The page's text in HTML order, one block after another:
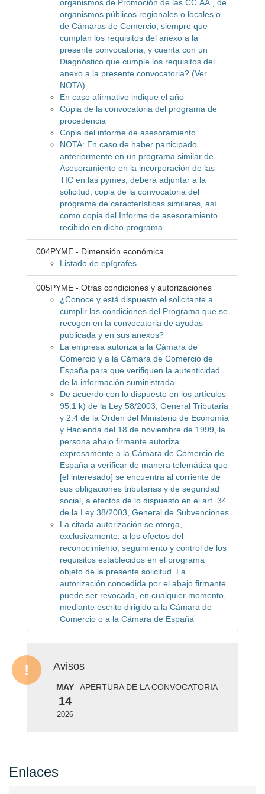
organismos de Promoción de las CC.AA., de
organismos públicos regionales o locales o
de Cámaras de Comercio, siempre que
cumplan los requisitos del anexo a la
presente convocatoria, y cuenta con un
Diagnóstico que cumple los requisitos del
anexo a la presente convocatoria? (Ver
NOTA)
En caso afirmativo indique el año
Copia de la convocatoria del programa de
procedencia
Copia del informe de asesoramiento
NOTA: En caso de haber participado
anteriormente en un programa similar de
Asesoramiento en la incorporación de las
TIC en las pymes, deberá adjuntar a la
solicitud, copia de la convocatoria del
programa de características similares, así
como copia del Informe de asesoramiento
recibido en dicho programa.
004PYME - Dimensión económica
Listado de epígrafes
005PYME - Otras condiciones y autorizaciones
¿Conoce y está dispuesto el solicitante a
cumplir las condiciones del Programa que se
recogen en la convocatoria de ayudas
publicada y en sus anexos?
La empresa autoriza a la Cámara de
Comercio y a la Cámara de Comercio de
España para que verifiquen la autenticidad
de la información suministrada
De acuerdo con lo dispuesto en los artículos
95.1 k) de la Ley 58/2003, General Tributaria
y 2.4 de la Orden del Ministerio de Economía
y Hacienda del 18 de noviembre de 1999, la
persona abajo firmante autoriza
expresamente a la Cámara de Comercio de
España a verificar de manera telemática que
[el interesado] se encuentra al corriente de
sus obligaciones tributarias y de seguridad
social, a efectos de lo dispuesto en el art. 34
de la Ley 38/2003, General de Subvenciones
La citada autorización se otorga,
exclusivamente, a los efectos del
reconocimiento, seguimiento y control de los
requisitos establecidos en el programa
objeto de la presente solicitud. La
autorización concedida por el abajo firmante
puede ser revocada, en cualquier momento,
mediante escrito dirigido a la Cámara de
Comercio o a la Cámara de España
Avisos
MAY
14
2026
APERTURA DE LA CONVOCATORIA
Enlaces